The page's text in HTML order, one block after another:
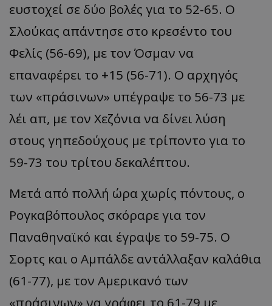
ευστοχεί σε δύο βολές για το 52-65. Ο
Σλούκας απάντησε στο κρεσέντο του
Φελίς (56-69), με τον Όσμαν να
επαναφέρει το +15 (56-71). Ο αρχηγός
των «πράσινων» υπέγραψε το 56-73 με
λέι απ, με τον Χεζόνια να δίνει λύση
στους γηπεδούχους με τρίποντο για το
59-73 του τρίτου δεκαλέπτου.
Μετά από πολλή ώρα χωρίς πόντους, ο
Ρογκαβόπουλος σκόραρε για τον
Παναθηναϊκό και έγραψε το 59-75. Ο
Σορτς και ο Αμπάλδε αντάλλαξαν καλάθια
(61-77), με τον Αμερικανό των
«πράσινων» να γράφει το 61-79 με